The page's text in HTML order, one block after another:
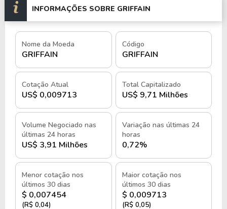
INFORMAÇÕES SOBRE GRIFFAIN
Nome da Moeda
GRIFFAIN
Código
GRIFFAIN
Cotação Atual
US$ 0,009713
Total Capitalizado
US$ 9,71 Milhões
Volume Negociado nas
últimas 24 horas
US$ 3,91 Milhões
Variação nas últimas 24
horas
0,72%
Menor cotação nos
últimos 30 dias
$ 0,007454
(R$ 0,04)
Maior cotação nos
últimos 30 dias
$ 0,009713
(R$ 0,05)